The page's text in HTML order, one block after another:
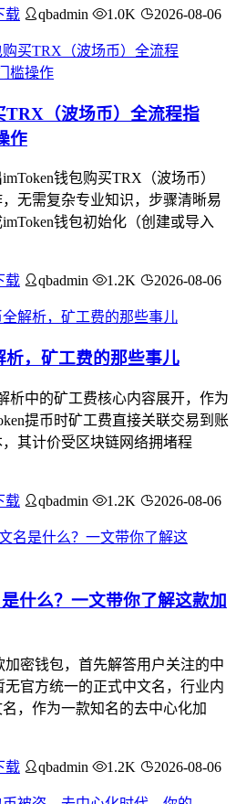
载 qbadmin 1.0K 2026-08-06
TRX（波场币）全流程指
作
钱包购买TRX（波场币）
无需复杂专业知识，步骤清晰易
钱包初始化（创建或导入
载 qbadmin 1.2K 2026-08-06
析，矿工费的那些事儿
析中的矿工费核心内容展开，作为
提币时矿工费直接关联交易到账
其计价受区块链网络拥堵程
载 qbadmin 1.2K 2026-08-06
什么？一文带你了解这款加
加密钱包，首先解答用户关注的中
无官方统一的正式中文名，行业内
，作为一款知名的去中心化加
载 qbadmin 1.2K 2026-08-06